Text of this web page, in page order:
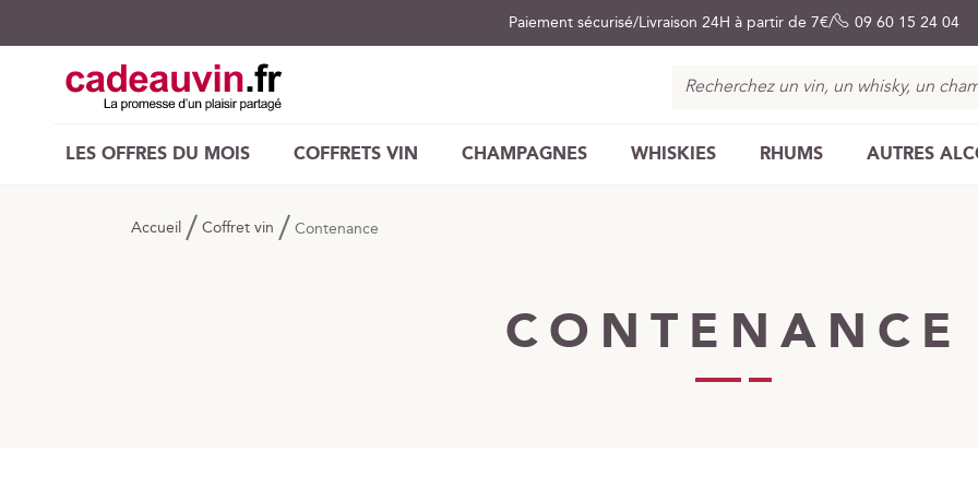
Paiement sécurisé Livraison 24H à partir de 7€ 09 60 15 24 04
LES OFFRES DU MOIS COFFRETS VIN CHAMPAGNES WHISKIES RHUMS AUTRES
Accueil Coffret vin Contenance
CONTENANCE